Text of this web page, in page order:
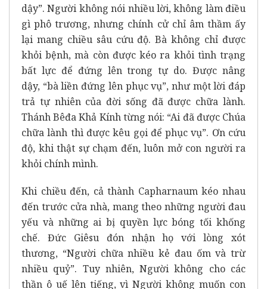
dậy”. Người không nói nhiều lời, không làm điều
gì phô trương, nhưng chính cử chỉ âm thầm ấy
lại mang chiều sâu cứu độ. Bà không chỉ được
khỏi bệnh, mà còn được kéo ra khỏi tình trạng
bất lực để đứng lên trong tự do. Được nâng
dậy, “bà liền đứng lên phục vụ”, như một lời đáp
trả tự nhiên của đời sống đã được chữa lành.
Thánh Bêđa Khả Kính từng nói: “Ai đã được Chúa
chữa lành thì được kêu gọi để phục vụ”. Ơn cứu
độ, khi thật sự chạm đến, luôn mở con người ra
khỏi chính mình.
Khi chiều đến, cả thành Capharnaum kéo nhau
đến trước cửa nhà, mang theo những người đau
yếu và những ai bị quyền lực bóng tối khống
chế. Đức Giêsu đón nhận họ với lòng xót
thương, “Người chữa nhiều kẻ đau ốm và trừ
nhiều quỷ”. Tuy nhiên, Người không cho các
thần ô uế lên tiếng, vì Người không muốn con